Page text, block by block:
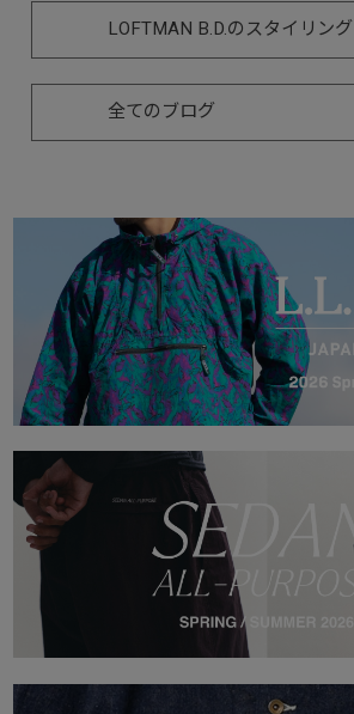
LOFTMAN B.D.のスタイリング
全てのブログ